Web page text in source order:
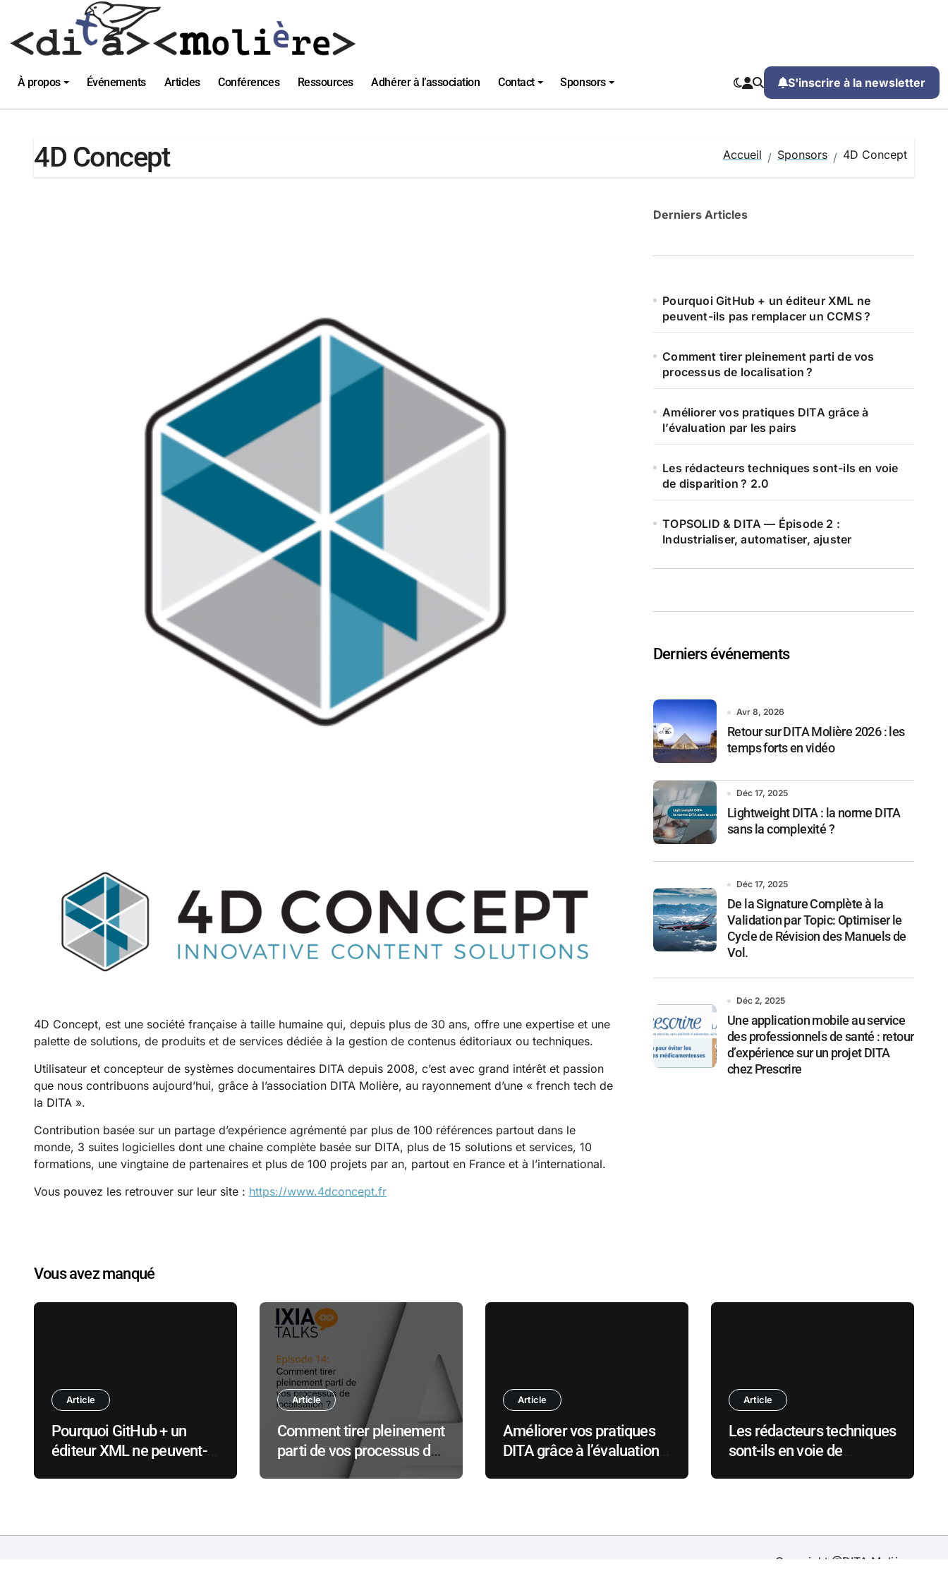
contenu
À propos Événements Articles Conférences Ressources Adhérer à l’association Contact Sponsors S'inscrire à la newsletter
4D Concept Accueil Sponsors 4D Concept
4D Concept, est une société française à taille humaine qui, depuis plus de 30 ans, offre une expertise et une
palette de solutions, de produits et de services dédiée à la gestion de contenus éditoriaux ou techniques.
Utilisateur et concepteur de systèmes documentaires DITA depuis 2008, c’est avec grand intérêt et passion
que nous contribuons aujourd’hui, grâce à l’association DITA Molière, au rayonnement d’une « french tech de
la DITA ».
Contribution basée sur un partage d’expérience agrémenté par plus de 100 références partout dans le
monde, 3 suites logicielles dont une chaine complète basée sur DITA, plus de 15 solutions et services, 10
formations, une vingtaine de partenaires et plus de 100 projets par an, partout en France et à l’international.
Vous pouvez les retrouver sur leur site : https://www.4dconcept.fr
Derniers Articles
Pourquoi GitHub + un éditeur XML ne
peuvent-ils pas remplacer un CCMS ?
Comment tirer pleinement parti de vos
processus de localisation ?
Améliorer vos pratiques DITA grâce à
l’évaluation par les pairs
Les rédacteurs techniques sont-ils en voie
de disparition ? 2.0
TOPSOLID & DITA — Épisode 2 :
Industrialiser, automatiser, ajuster
Derniers événements
Avr 8, 2026
Retour sur DITA Molière 2026 : les
temps forts en vidéo
Déc 17, 2025
Lightweight DITA : la norme DITA
sans la complexité ?
Déc 17, 2025
De la Signature Complète à la
Validation par Topic: Optimiser le
Cycle de Révision des Manuels de
Vol.
Déc 2, 2025
Une application mobile au service
des professionnels de santé : retour
d’expérience sur un projet DITA
chez Prescrire
Vous avez manqué
Article
Pourquoi GitHub + un
éditeur XML ne peuvent-
Article
Comment tirer pleinement
parti de vos processus de
localisation ?
Article
Améliorer vos pratiques
DITA grâce à l’évaluation
Article
Les rédacteurs techniques
sont-ils en voie de
Copyright @DITA Molière.